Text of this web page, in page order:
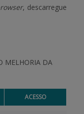
, descarregue
MELHORIA DA
ACESSO